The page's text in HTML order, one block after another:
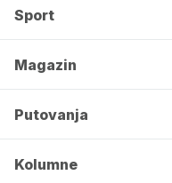
Sport
Magazin
Putovanja
Kolumne